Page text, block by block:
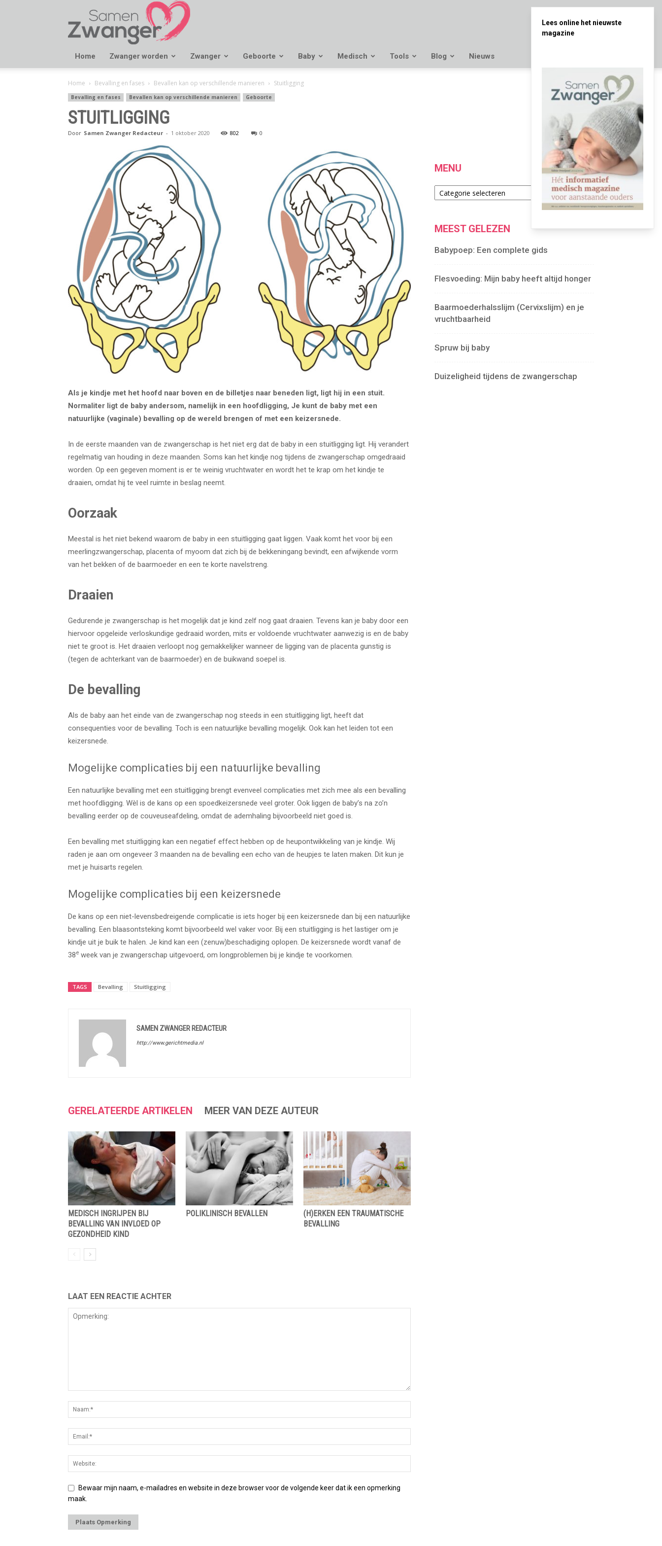
Samen
Zwanger
Home Zwanger worden Zwanger Geboorte Baby Medisch Tools Blog Nieuws
Home Bevalling en fases Bevallen kan op verschillende manieren Stuitligging
Bevalling en fases Bevallen kan op verschillende manieren Geboorte
STUITLIGGING
Door Samen Zwanger Redacteur - 1 oktober 2020 802 0
Als je kindje met het hoofd naar boven en de billetjes naar beneden ligt, ligt hij in een stuit.
Normaliter ligt de baby andersom, namelijk in een hoofdligging, Je kunt de baby met een
natuurlijke (vaginale) bevalling op de wereld brengen of met een keizersnede.
In de eerste maanden van de zwangerschap is het niet erg dat de baby in een stuitligging ligt. Hij verandert
regelmatig van houding in deze maanden. Soms kan het kindje nog tijdens de zwangerschap omgedraaid
worden. Op een gegeven moment is er te weinig vruchtwater en wordt het te krap om het kindje te
draaien, omdat hij te veel ruimte in beslag neemt.
Oorzaak
Meestal is het niet bekend waarom de baby in een stuitligging gaat liggen. Vaak komt het voor bij een
meerlingzwangerschap, placenta of myoom dat zich bij de bekkeningang bevindt, een afwijkende vorm
van het bekken of de baarmoeder en een te korte navelstreng.
Draaien
Gedurende je zwangerschap is het mogelijk dat je kind zelf nog gaat draaien. Tevens kan je baby door een
hiervoor opgeleide verloskundige gedraaid worden, mits er voldoende vruchtwater aanwezig is en de baby
niet te groot is. Het draaien verloopt nog gemakkelijker wanneer de ligging van de placenta gunstig is
(tegen de achterkant van de baarmoeder) en de buikwand soepel is.
De bevalling
Als de baby aan het einde van de zwangerschap nog steeds in een stuitligging ligt, heeft dat
consequenties voor de bevalling. Toch is een natuurlijke bevalling mogelijk. Ook kan het leiden tot een
keizersnede.
Mogelijke complicaties bij een natuurlijke bevalling
Een natuurlijke bevalling met een stuitligging brengt evenveel complicaties met zich mee als een bevalling
met hoofdligging. Wèl is de kans op een spoedkeizersnede veel groter. Ook liggen de baby’s na zo’n
bevalling eerder op de couveuseafdeling, omdat de ademhaling bijvoorbeeld niet goed is.
Een bevalling met stuitligging kan een negatief effect hebben op de heupontwikkeling van je kindje. Wij
raden je aan om ongeveer 3 maanden na de bevalling een echo van de heupjes te laten maken. Dit kun je
met je huisarts regelen.
Mogelijke complicaties bij een keizersnede
De kans op een niet-levensbedreigende complicatie is iets hoger bij een keizersnede dan bij een natuurlijke
bevalling. Een blaasontsteking komt bijvoorbeeld wel vaker voor. Bij een stuitligging is het lastiger om je
kindje uit je buik te halen. Je kind kan een (zenuw)beschadiging oplopen. De keizersnede wordt vanaf de
38e week van je zwangerschap uitgevoerd, om longproblemen bij je kindje te voorkomen.
TAGS Bevalling Stuitligging
SAMEN ZWANGER REDACTEUR
http://www.gerichtmedia.nl
GERELATEERDE ARTIKELEN MEER VAN DEZE AUTEUR
MEDISCH INGRIJPEN BIJ
BEVALLING VAN INVLOED OP
GEZONDHEID KIND
POLIKLINISCH BEVALLEN
(H)ERKEN EEN TRAUMATISCHE
BEVALLING
LAAT EEN REACTIE ACHTER
Bewaar mijn naam, e-mailadres en website in deze browser voor de volgende keer dat ik een opmerking
maak.
MENU
Menu
MEEST GELEZEN
Babypoep: Een complete gids
Flesvoeding: Mijn baby heeft altijd honger
Baarmoederhalsslijm (Cervixslijm) en je
vruchtbaarheid
Spruw bij baby
Duizeligheid tijdens de zwangerschap
Lees online het nieuwste
magazine